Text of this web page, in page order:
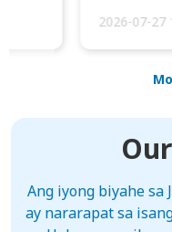
2026-07-27
Ang iyong biyahe sa
ay nararapat sa